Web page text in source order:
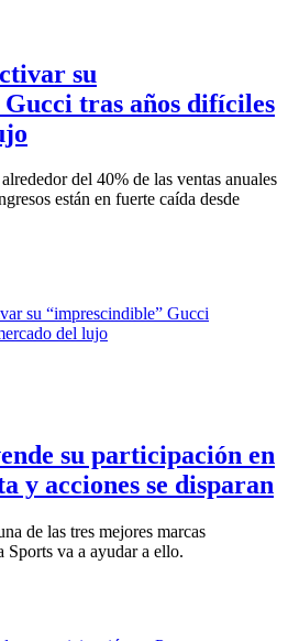
su
tras años difíciles
del 40% de las ventas anuales
están en fuerte caída desde
su participación en
y acciones se disparan
de las tres mejores marcas
va a ayudar a ello.